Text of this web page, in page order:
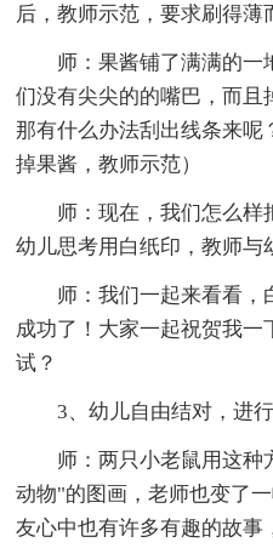
后，教师示范，要求刷得薄
师：果酱铺了满满的一
们没有尖尖的的嘴巴，而且
那有什么办法刮出线条来呢
掉果酱，教师示范）
师：现在，我们怎么样
幼儿思考用白纸印，教师与
师：我们一起来看看，
成功了！大家一起祝贺我一
试？
3、幼儿自由结对，进行
师：两只小老鼠用这
动物"的图画，老师也变了
友心中也有许多有趣的故事